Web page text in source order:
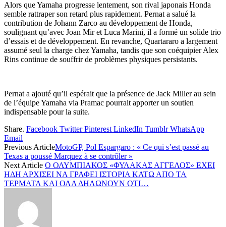
Alors que Yamaha progresse lentement, son rival japonais Honda
semble rattraper son retard plus rapidement. Pernat a salué la
contribution de Johann Zarco au développement de Honda,
soulignant qu’avec Joan Mir et Luca Marini, il a formé un solide trio
d’essais et de développement. En revanche, Quartararo a largement
assumé seul la charge chez Yamaha, tandis que son coéquipier Alex
Rins continue de souffrir de problèmes physiques persistants.
Pernat a ajouté qu’il espérait que la présence de Jack Miller au sein
de l’équipe Yamaha via Pramac pourrait apporter un soutien
indispensable pour la suite.
Share. Facebook Twitter Pinterest LinkedIn Tumblr WhatsApp
Email
Previous ArticleMotoGP, Pol Espargaro : « Ce qui s’est passé au
Texas a poussé Marquez à se contrôler »
Next Article Ο ΟΛΥΜΠΙΑΚΟΣ «ΦΥΛΑΚΑΣ ΑΓΓΕΛΟΣ» ΕΧΕΙ
ΗΔΗ ΑΡΧΙΣΕΙ ΝΑ ΓΡΑΦΕΙ ΙΣΤΟΡΙΑ ΚΑΤΩ ΑΠΟ ΤΑ
ΤΕΡΜΑΤΑ ΚΑΙ ΟΛΑ ΔΗΛΩΝΟΥΝ ΟΤΙ…